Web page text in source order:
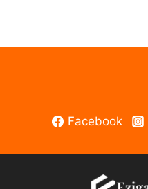
Facebook